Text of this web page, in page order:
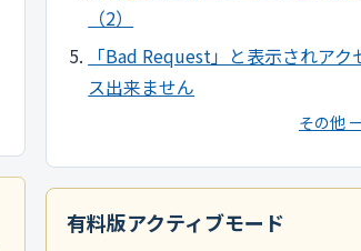
（2）
「Bad Request」と表示されアク
ス出来ません
その他
有料版アクティブモード